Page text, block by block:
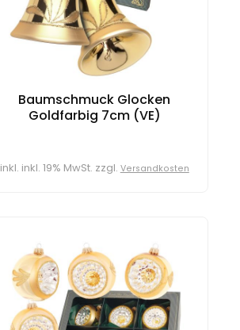
Baumschmuck Glocken
Goldfarbig 7cm (VE)
inkl. inkl. 19% MwSt. zzgl. Versandkosten